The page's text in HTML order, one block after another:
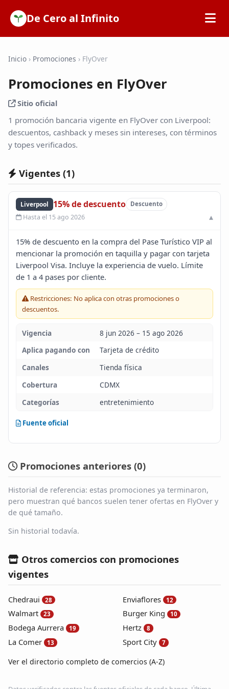
De Cero al Infinito
SOFIPOs
Calculadoras
Tarjetas de Crédito
Promociones
Blog
Infinito
Inicio › Promociones › FlyOver
Promociones en FlyOver
Sitio oficial
1 promoción bancaria vigente en FlyOver con Liverpool:
descuentos, cashback y meses sin intereses, con términos
y topes verificados.
Vigentes (1)
Liverpool 15% de descuento Descuento
Hasta el 15 ago 2026
15% de descuento en la compra del Pase Turístico VIP al
mencionar la promoción en taquilla y pagar con tarjeta
Liverpool Visa. Incluye la experiencia de vuelo. Límite
de 1 a 4 pases por cliente.
Restricciones: No aplica con otras promociones o
descuentos.
Vigencia
8 jun 2026 – 15 ago 2026
Aplica pagando con
Tarjeta de crédito
Canales
Tienda física
Cobertura
CDMX
Categorías
entretenimiento
Fuente oficial
Promociones anteriores (0)
Historial de referencia: estas promociones ya terminaron,
pero muestran qué bancos suelen tener ofertas en FlyOver y
de qué tamaño.
Sin historial todavía.
Otros comercios con promociones
vigentes
Chedraui 28
Walmart 23
Bodega Aurrera 19
La Comer 13
Enviaflores 12
Burger King 10
Hertz 8
Sport City 7
Ver el directorio completo de comercios (A-Z)